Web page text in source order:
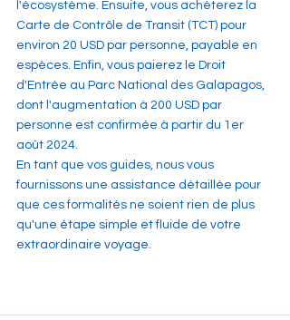
l'écosystème. Ensuite, vous achèterez la
Carte de Contrôle de Transit (TCT) pour
environ 20 USD par personne, payable en
espèces. Enfin, vous paierez le Droit
d'Entrée au Parc National des Galapagos,
dont l'augmentation à 200 USD par
personne est confirmée à partir du 1er
août 2024.
En tant que vos guides, nous vous
fournissons une assistance détaillée pour
que ces formalités ne soient rien de plus
qu'une étape simple et fluide de votre
extraordinaire voyage.